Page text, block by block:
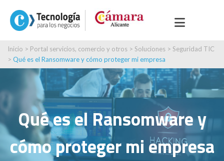
Inicio > Portal servicios, comercio y otros > Soluciones > Seguridad TIC
> Qué es el Ransomware y cómo proteger mi empresa
Qué es el Ransomware y
cómo proteger mi empresa